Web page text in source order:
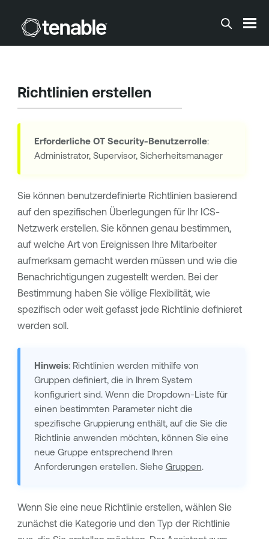
Zum Hauptinhalt springen
Richtlinien erstellen
Erforderliche OT Security-Benutzerrolle:
Administrator, Supervisor, Sicherheitsmanager
Sie können benutzerdefinierte Richtlinien basierend
auf den spezifischen Überlegungen für Ihr ICS-
Netzwerk erstellen. Sie können genau bestimmen,
auf welche Art von Ereignissen Ihre Mitarbeiter
aufmerksam gemacht werden müssen und wie die
Benachrichtigungen zugestellt werden. Bei der
Bestimmung haben Sie völlige Flexibilität, wie
spezifisch oder weit gefasst jede Richtlinie definieret
werden soll.
Hinweis: Richtlinien werden mithilfe von
Gruppen definiert, die in Ihrem System
konfiguriert sind. Wenn die Dropdown-Liste für
einen bestimmten Parameter nicht die
spezifische Gruppierung enthält, auf die Sie die
Richtlinie anwenden möchten, können Sie eine
neue Gruppe entsprechend Ihren
Anforderungen erstellen. Siehe Gruppen.
Wenn Sie eine neue Richtlinie erstellen, wählen Sie
zunächst die Kategorie und den Typ der Richtlinie